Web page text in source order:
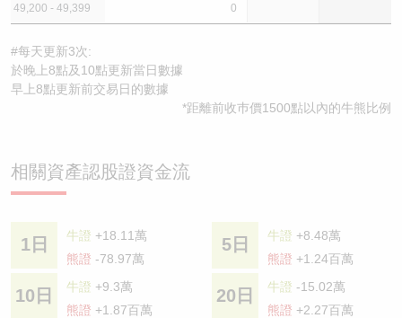
49,200 - 49,399 0
#每天更新3次:
於晚上8點及10點更新當日數據
早上8點更新前交易日的數據
*距離前收巿價1500點以內的牛熊比例
相關資產認股證資金流
1日 牛證 +18.11萬
熊證 -78.97萬
5日 牛證 +8.48萬
熊證 +1.24百萬
10日 牛證 +9.3萬
熊證 +1.87百萬
20日 牛證 -15.02萬
熊證 +2.27百萬